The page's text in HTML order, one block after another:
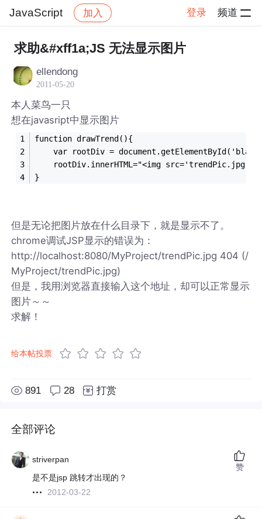
JavaScript 加入 登录 频道
社区 JavaScript 帖子详情
求助&#xff1a;JS 无法显示图片
ellendong
2011-05-20
本人菜鸟一只
想在javasript中显示图片
function drawTrend(){
var rootDiv =
rootDiv.innerHTML="<img
}
但是无论把图片放在什么目录下，就是显示不了。
chrome调试JSP显示的错误为：
http://localhost:8080/MyProject/trendPic.jpg 404 (/
MyProject/trendPic.jpg)
但是，我用浏览器直接输入这个地址，却可以正常显示
图片～～
求解！
给本帖投票
891 28 打赏
全部评论
striverpan
是不是jsp 跳转才出现的？
2012-03-22
赞